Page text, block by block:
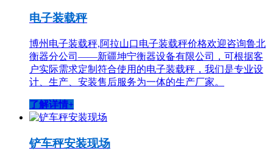
电子装载秤
博州电子装载秤,阿拉山口电子装载秤价格欢迎咨询鲁北
衡器分公司——新疆坤宁衡器设备有限公司，可根据客
户实际需求定制符合使用的电子装载秤，我们是专业设
计、生产、安装售后服务为一体的生产厂家。
了解详情+
铲车秤安装现场